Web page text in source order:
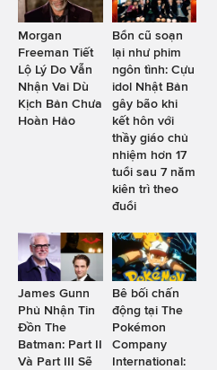
Morgan
Freeman Tiết
Lộ Lý Do Vẫn
Nhận Vai Dù
Kịch Bản Chưa
Hoàn Hảo
Bổn cũ soạn
lại như phim
ngôn tình: Cựu
idol Nhật Bản
gây bão khi
kết hôn với
thầy giáo chủ
nhiệm hơn 17
tuổi sau 7 năm
kiên trì theo
đuổi
James Gunn
Phủ Nhận Tin
Đồn The
Batman: Part II
Và Part III Sẽ
Bê bối chấn
động tại The
Pokémon
Company
International: